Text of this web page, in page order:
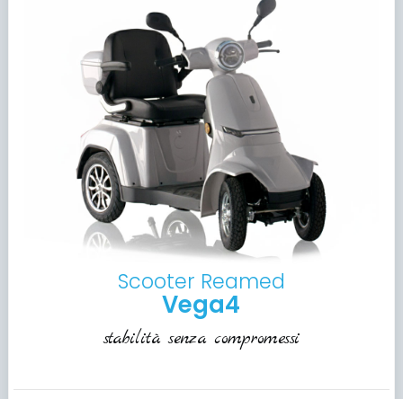
Scooter Reamed
Vega4
stabilità senza compromessi